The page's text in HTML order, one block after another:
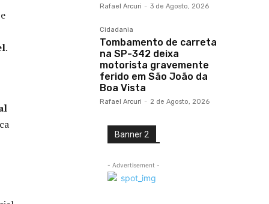
.
Rafael Arcuri - 3 de Agosto, 2026
Cidadania
Tombamento de carreta
na SP-342 deixa
motorista gravemente
ferido em São João da
Boa Vista
Rafael Arcuri - 2 de Agosto, 2026
Banner 2
- Advertisement -